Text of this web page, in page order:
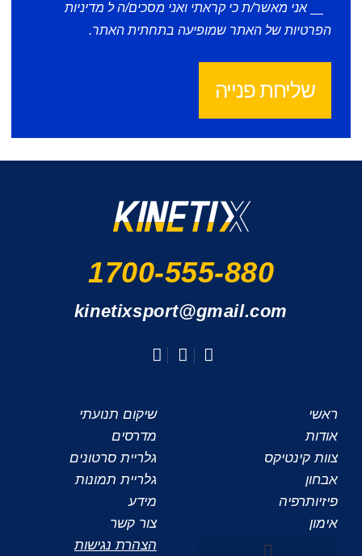
אני מאשר/ת כי קראתי ואני מסכים/ה ל מדיניות
הפרטיות של האתר שמופיעה בתחתית האתר.
שליחת פנייה
1700-555-880
kinetixsport@gmail.com
ראשי
אודות
צוות קינטיקס
אבחון
פיזיותרפיה
אימון
שיקום תנועתי
מדרסים
גלריית סרטונים
גלריית תמונות
מידע
צור קשר
הצהרת נגישות